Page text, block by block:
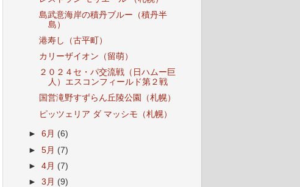
島武意海岸の積丹ブルー（積丹半
島）
港寿し（古平町）
カリーザイオン（留萌）
２０２４セ・パ交流戦（日ハムー巨
人）エスコンフィールド第２戦
国営滝野すずらん丘陵公園（札幌）
ピッツェリア ダ マッシモ（札幌）
►6月 (6)
►5月 (7)
►4月 (7)
►3月 (9)